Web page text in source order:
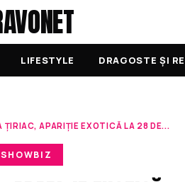
LIFESTYLE DRAGOSTE ȘI
ȚIRIAC, APARIȚIE EXOTICĂ LA 28 DE...
SHOWBIZ